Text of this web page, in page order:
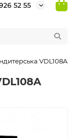
52 55
VDL108A